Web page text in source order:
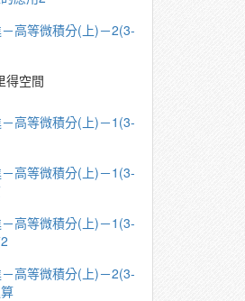
高等微積分(上)－2(3-
得空間
高等微積分(上)－1(3-
高等微積分(上)－1(3-
高等微積分(上)－1(3-
高等微積分(上)－2(3-